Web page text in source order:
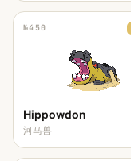
№450
Hippowdon
河马兽